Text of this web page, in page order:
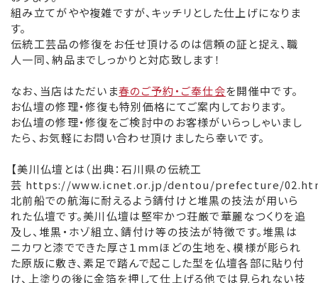
組み立てがやや複雑ですが、キッチリとした仕上げになりま
す。
伝統工芸品の修復をお任せ頂けるのは信頼の証と捉え、職
人一同、納品までしっかりと対応致します！
なお、当店はただいま春のご予約・ご奉仕会を開催中です。
お仏壇の修理・修復も特別価格にてご案内しております。
お仏壇の修理・修復をご検討中のお客様がいらっしゃいまし
たら、お気軽にお問い合わせ頂けましたら幸いです。
【美川仏壇とは（出典：石川県の伝統工
芸 https://www.icnet.or.jp/dentou/prefecture/
北前船での航海に耐えるよう錆付けと堆黒の技法が用いら
れた仏壇です。美川仏壇は堅牢かつ荘厳で華麗なつくりを追
及し、堆黒・ホゾ組立、錆付け等の技法が特徴です。堆黒は
ニカワと漆でできた厚さ１mmほどの生地を、模様が彫られ
た原版に敷き、素足で踏んで起こした型を仏壇各部に貼り付
け、上塗りの後に金箔を押して仕上げる他では見られない技